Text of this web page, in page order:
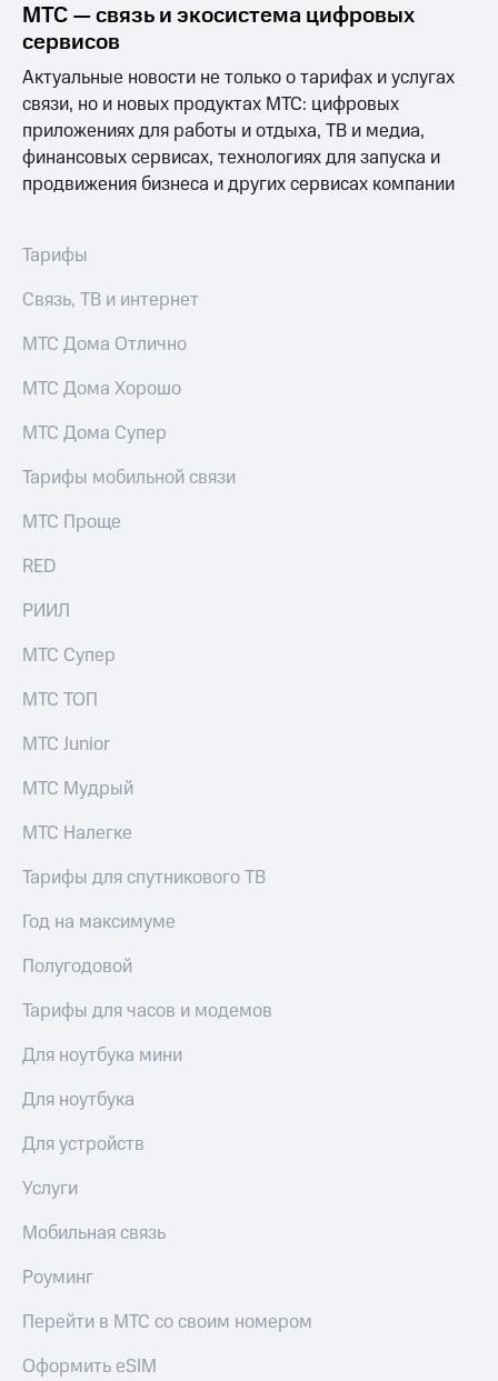
МТС
Достижения
Интервью
Финансовая
Новости
в
регионе
и акционерам
Корпоративное
секретарь
информации
Собрания
акционеров
Личный
кабинет
акционера
Акционерный
капитал
Контроль
аудит
акций
Описание
приобретения
выкупа
Дивиденды
Рынок
облигаций
Описание
Еврооблигации-2023
именных
Регистратор
Контакты
МТС — связь и экосистема цифровых
сервисов
Актуальные новости не только о тарифах и услугах
связи, но и новых продуктах МТС: цифровых
приложениях для работы и отдыха, ТВ и медиа,
финансовых сервисах, технологиях для запуска и
продвижения бизнеса и других сервисах компании
Тарифы
Связь, ТВ и интернет
МТС Дома Отлично
МТС Дома Хорошо
МТС Дома Супер
Тарифы мобильной связи
МТС Проще
RED
РИИЛ
МТС Супер
МТС ТОП
МТС Junior
МТС Мудрый
МТС Налегке
Тарифы для спутникового ТВ
Год на максимуме
Полугодовой
Тарифы для часов и модемов
Для ноутбука мини
Для ноутбука
Для устройств
Услуги
Мобильная связь
Роуминг
Перейти в МТС со своим номером
Оформить eSIM